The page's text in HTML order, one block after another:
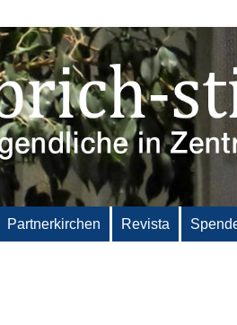
Partnerkirchen Revista